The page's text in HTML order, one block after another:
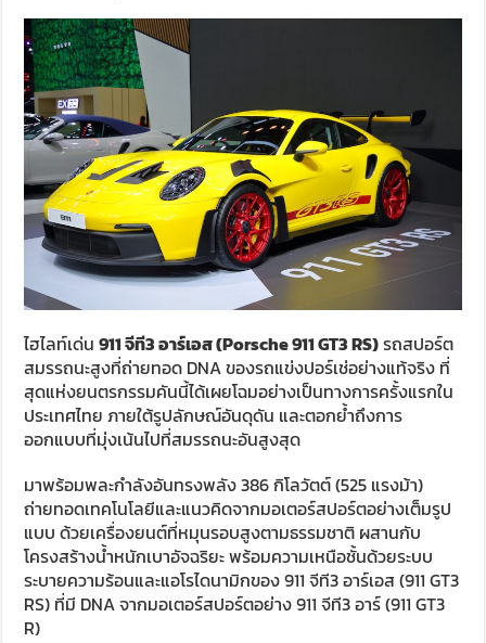
ไฮไลท์เด่น911จีที3อาร์เอส(Porsche 911 GT3 RS)รถสปอร์ต
สมรรถนะสูงที่ถ่ายทอด DNA ของรถแข่งปอร์เช่อย่างแท้จริง ที่
สุดแห่งยนตรกรรมคันนี้ได้เผยโฉมอย่างเป็นทางการครั้งแรกใน
ประเทศไทย ภายใต้รูปลักษณ์อันดุดัน และตอกย้ำถึงการ
ออกแบบที่มุ่งเน้นไปที่สมรรถนะอันสูงสุด
มาพร้อมพละกำลังอันทรงพลัง 386 กิโลวัตต์ (525 แรงม้า)
ถ่ายทอดเทคโนโลยีและแนวคิดจากมอเตอร์สปอร์ตอย่างเต็มรูป
แบบ ด้วยเครื่องยนต์ที่หมุนรอบสูงตามธรรมชาติ ผสานกับ
โครงสร้างน้ำหนักเบาอัจฉริยะ พร้อมความเหนือชั้นด้วยระบบ
ระบายความร้อนและแอโรไดนามิกของ 911 จีที3 อาร์เอส (911 GT3
RS) ที่มี DNA จากมอเตอร์สปอร์ตอย่าง 911 จีที3 อาร์ (911 GT3
R)